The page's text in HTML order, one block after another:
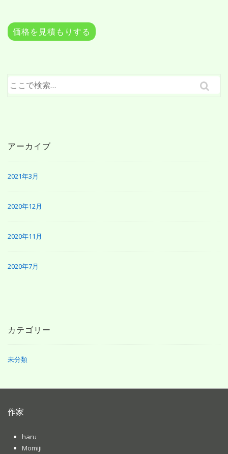
検
象:
アーカイブ
2021年3月
2020年12月
2020年11月
2020年7月
カテゴリー
未分類
作家
haru
Momiji